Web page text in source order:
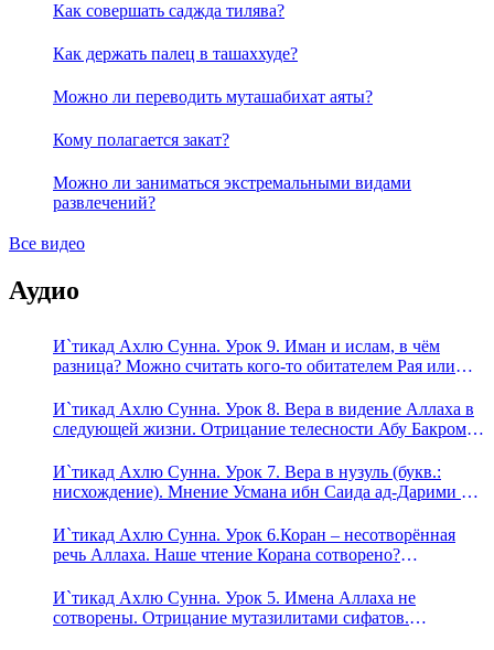
Как совершать саджда тилява?
Как держать палец в ташаххуде?
Можно ли переводить муташабихат аяты?
Кому полагается закат?
Можно ли заниматься экстремальными видами
развлечений?
Все видео
Аудио
И`тикад Ахлю Сунна. Урок 9. Иман и ислам, в чём
разница? Можно считать кого-то обитателем Рая или
И`тикад Ахлю Сунна. Урок 8. Вера в видение Аллаха в
следующей жизни. Отрицание телесности Абу Бакром
ибн Саида ад-Дарими. Иман – это слова, дела и
познание
И`тикад Ахлю Сунна. Урок 7. Вера в нузуль (букв.:
нисхождение). Мнение Усмана ибн Саида ад-Дарими о
физическим движением?
И`тикад Ахлю Сунна. Урок 6.Коран – несотворённая
речь Аллаха. Наше чтение Корана сотворено?
И`тикад Ахлю Сунна. Урок 5. Имена Аллаха не
сотворены. Отрицание мутазилитами сифатов.